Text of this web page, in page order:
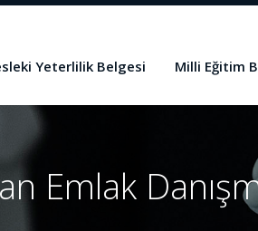
Yeterlilik Belgesi Milli Eğitim
Emlak